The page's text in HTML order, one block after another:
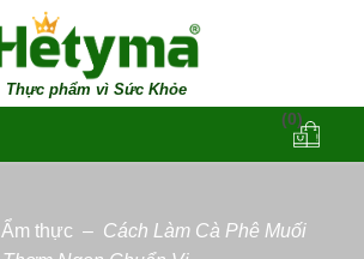
Thực phẩm vì Sức Khỏe
(0)
Ẩm thực – Cách Làm Cà Phê Muối